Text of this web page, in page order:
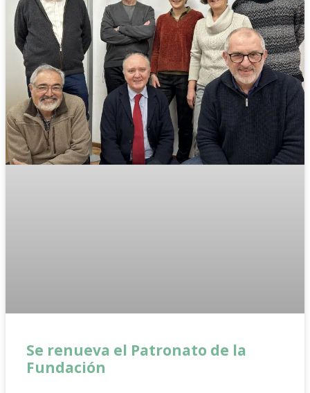
Se renueva el Patronato de la
Fundación